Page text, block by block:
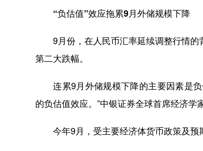
“负估值”效应拖累9月外储规模下降
9月份，在人民币汇率延续调整行情的
第二大跌幅。
连累9月外储规模下降的主要因素是负
的负估值效应。”中银证券全球首席经济学
今年9月，受主要经济体货币政策及预期